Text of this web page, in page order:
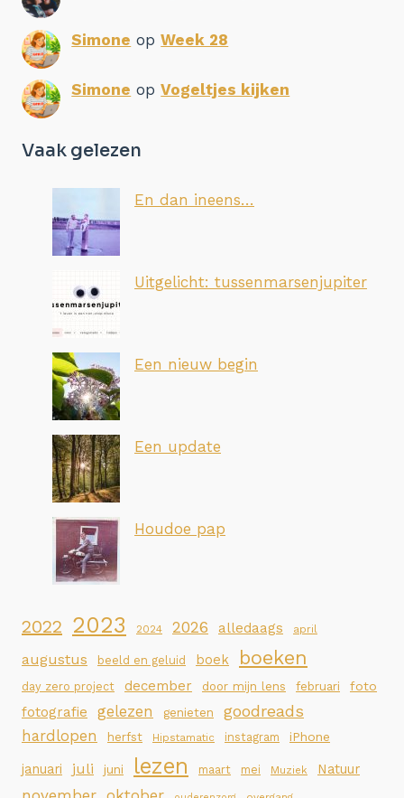
Simone opWeek 28
Simone opVogeltjes kijken
Vaak gelezen
En dan ineens…
Uitgelicht: tussenmarsenjupiter
Een nieuw begin
Een update
Houdoe pap
2022 2023 2024 2026 alledaags april
augustus beeld en geluid boek boeken
day zero project december door mijn lens februari foto
fotografie gelezen genieten goodreads
hardlopen herfst Hipstamatic instagram iPhone
januari juli juni lezen maart mei Muziek Natuur